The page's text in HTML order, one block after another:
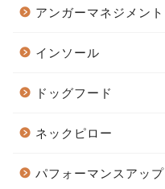
アンガーマネジメント
インソール
ドッグフード
ネックピロー
パフォーマンスアップ